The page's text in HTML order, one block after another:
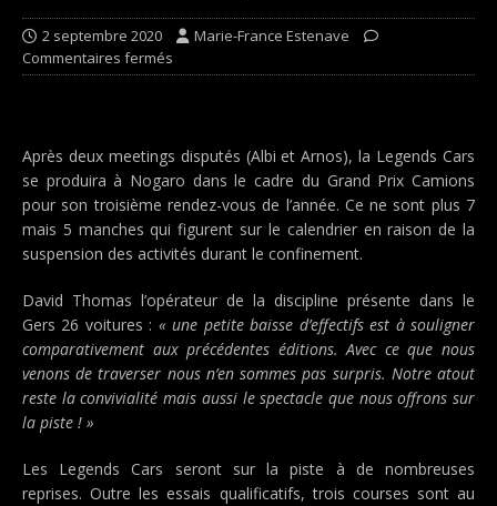
2 septembre 2020
Marie-France Estenave
Commentaires fermés
Après deux meetings disputés (Albi et Arnos), la Legends Cars
se produira à Nogaro dans le cadre du Grand Prix Camions
pour son troisième rendez-vous de l’année. Ce ne sont plus 7
mais 5 manches qui figurent sur le calendrier en raison de la
suspension des activités durant le confinement.
David Thomas l’opérateur de la discipline présente dans le
Gers 26 voitures : « une petite baisse d’effectifs est à souligner
comparativement aux précédentes éditions. Avec ce que nous
venons de traverser nous n’en sommes pas surpris. Notre atout
reste la convivialité mais aussi le spectacle que nous offrons sur
la piste ! »
Les Legends Cars seront sur la piste à de nombreuses
reprises. Outre les essais qualificatifs, trois courses sont au